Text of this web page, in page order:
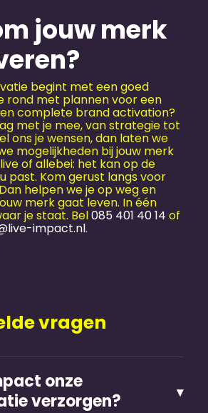
jouw merk
begint met een goed
rond met plannen voor een
complete brand activation?
met je mee, van strategie tot
ons je wensen, dan laten we
mogelijkheden bij jouw merk
of allebei: het kan op de
past. Kom gerust langs voor
helpen we je op weg en
merk gaat leven. In één
je staat. Bel085 401 40 14 of
impact.nl.
vragen
onze
verzorgen?